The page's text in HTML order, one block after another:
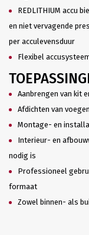
REDLITHIUM accu
en niet vervagende
per acculevensduur
Flexibel
Aanbrengen van kit
Afdichten van
Montage- en
Interieur- en
nodig is
Professioneel
formaat
Zowel binnen- als